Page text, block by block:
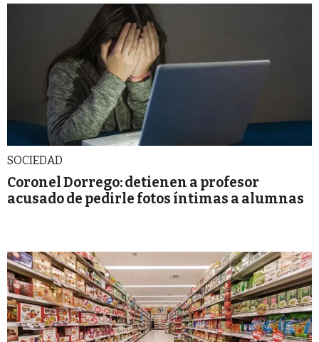
SOCIEDAD
Coronel Dorrego: detienen a profesor
acusado de pedirle fotos íntimas a alumnas